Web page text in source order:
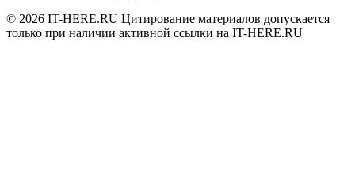
© 2026 IT-HERE.RU Цитирование материалов допускается
только при наличии активной ссылки на IT-HERE.RU